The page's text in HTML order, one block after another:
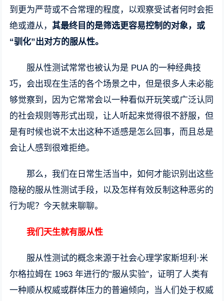
到更为严苛或不合常理的程度，以观察受试者何时会拒
绝或遵从， 其最终目的是筛选更容易控制的对象，或
“驯化”出对方的服从性。
服从性测试常常也被认为是 PUA 的一种经典技
巧，会出现在生活的各个场景之中，但是很多人未必能
够觉察到，因为它常常会以一种看似开玩笑或广泛认同
的社会规则等形式出现，让人听起来觉得很不舒服，但
是有时候也说不太出这种不适感是怎么回事，而且总是
会让人感到很难拒绝。
那么，我们在日常生活当中，如何才能识别出这些
隐秘的服从性测试手段，以及怎样有效反制这种恶劣的
行为呢？今天就来聊聊。
我们天生就有服从性
服从性测试的概念来源于社会心理学家斯坦利·米
尔格拉姆在 1963 年进行的“服从实验”，证明了人类有
一种顺从权威或群体压力的普遍倾向，当人们处于权威